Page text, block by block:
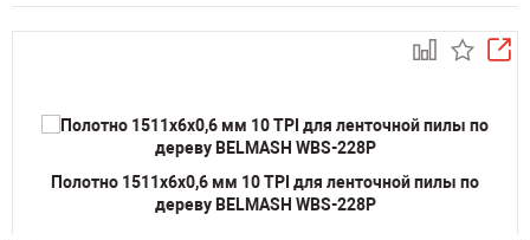
Полотно 1511х6х0,6 мм 10 TPI для ленточной пилы по
дереву BELMASH WBS-228P